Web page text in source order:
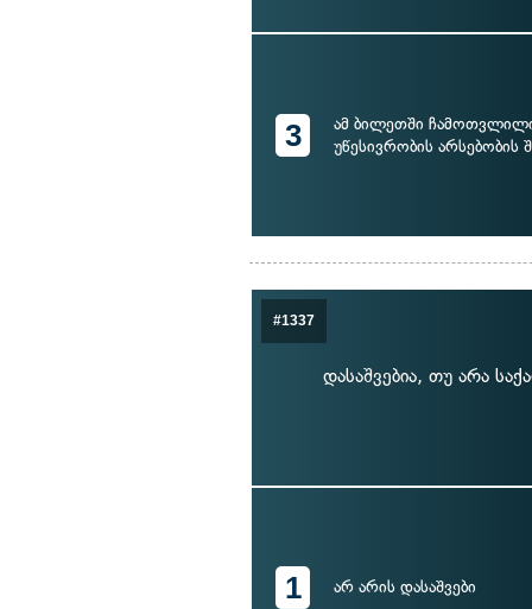
3
ამ ბილეთში
უწესივრობის არსებობის
#1337
დასაშვებია, თუ არა
1 არ არის დასაშვები